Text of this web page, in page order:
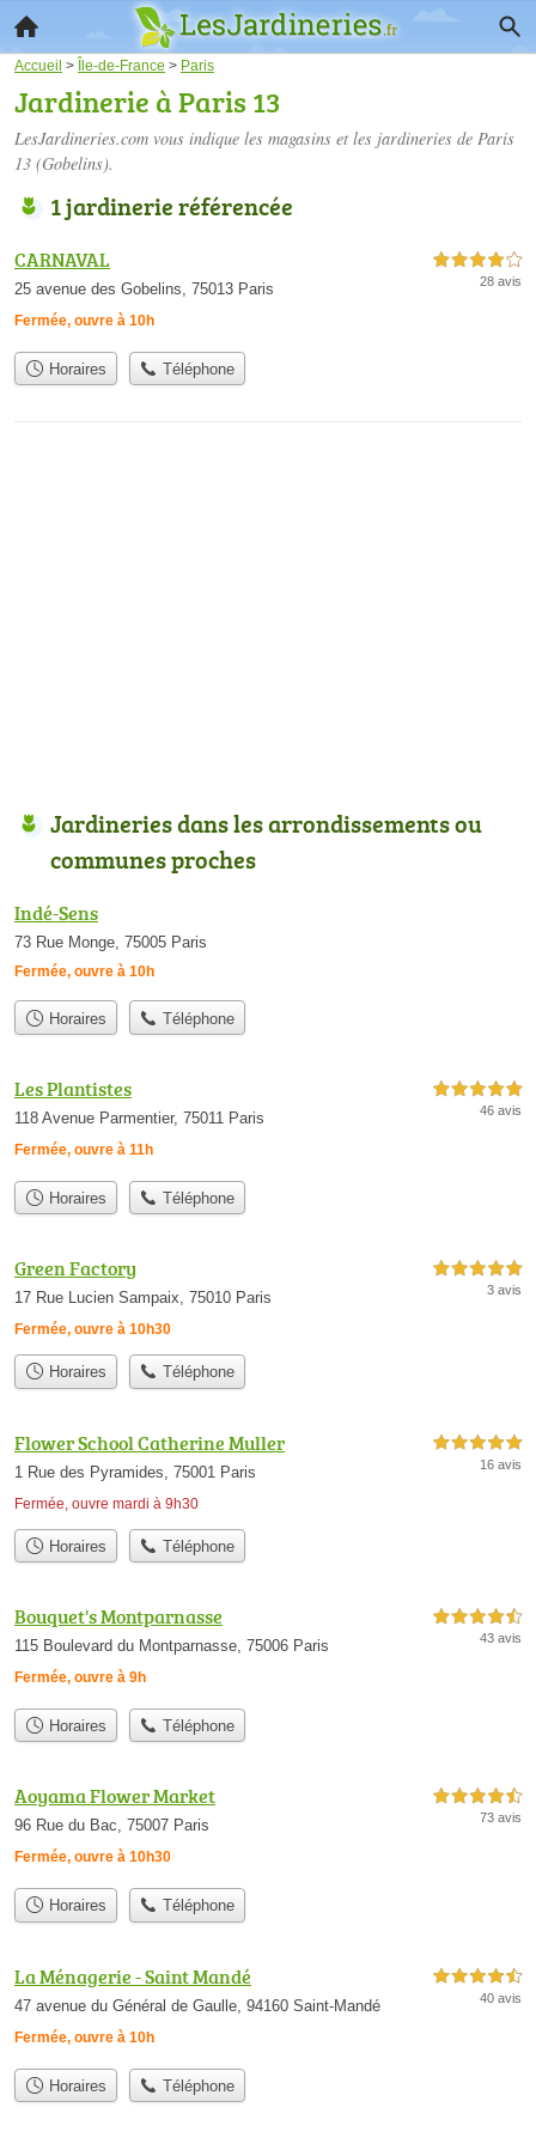
Accueil > Île-de-France > Paris
Jardinerie à Paris 13
LesJardineries.com vous indique les magasins et les jardineries de Paris
13 (Gobelins).
1 jardinerie référencée
CARNAVAL
25 avenue des Gobelins, 75013 Paris
Fermée, ouvre à 10h
4,0 étoiles sur 5
28 avis
Horaires Téléphone
Jardineries dans les arrondissements ou
communes proches
Indé-Sens
73 Rue Monge, 75005 Paris
Fermée, ouvre à 10h
Horaires Téléphone
Les Plantistes
118 Avenue Parmentier, 75011 Paris
Fermée, ouvre à 11h
5,0 étoiles sur 5
46 avis
Horaires Téléphone
Green Factory
17 Rue Lucien Sampaix, 75010 Paris
Fermée, ouvre à 10h30
5,0 étoiles sur 5
3 avis
Horaires Téléphone
Flower School Catherine Muller
1 Rue des Pyramides, 75001 Paris
Fermée, ouvre mardi à 9h30
5,0 étoiles sur 5
16 avis
Horaires Téléphone
Bouquet's Montparnasse
115 Boulevard du Montparnasse, 75006 Paris
Fermée, ouvre à 9h
4,5 étoiles sur 5
43 avis
Horaires Téléphone
Aoyama Flower Market
96 Rue du Bac, 75007 Paris
Fermée, ouvre à 10h30
4,5 étoiles sur 5
73 avis
Horaires Téléphone
La Ménagerie - Saint Mandé
47 avenue du Général de Gaulle, 94160 Saint-Mandé
Fermée, ouvre à 10h
4,5 étoiles sur 5
40 avis
Horaires Téléphone